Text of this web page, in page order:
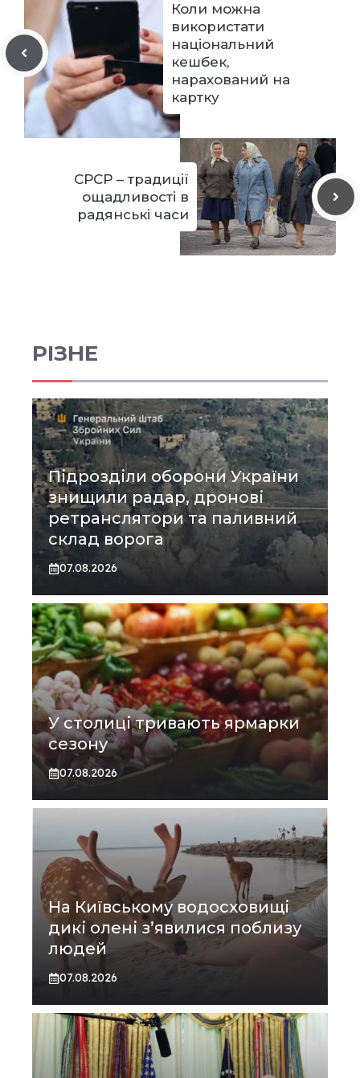
Коли можна
використати
національний
кешбек,
нарахований на
картку
СРСР – традиції
ощадливості в
радянські часи
РІЗНЕ
Підрозділи оборони України
знищили радар, дронові
ретранслятори та паливний
склад ворога
07.08.2026
У столиці тривають ярмарки
сезону
07.08.2026
На Київському водосховищі
дикі олені з’явилися поблизу
людей
07.08.2026